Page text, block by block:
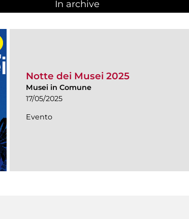
In archive
Notte dei Musei 2025
Musei in Comune
17/05/2025
Evento